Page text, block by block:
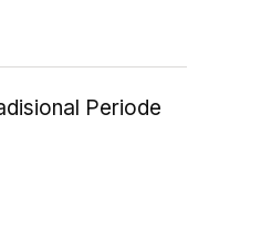
Periode